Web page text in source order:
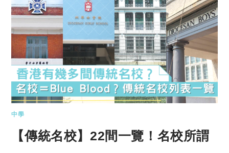
中學
【傳統名校】22間一覽！名校所謂